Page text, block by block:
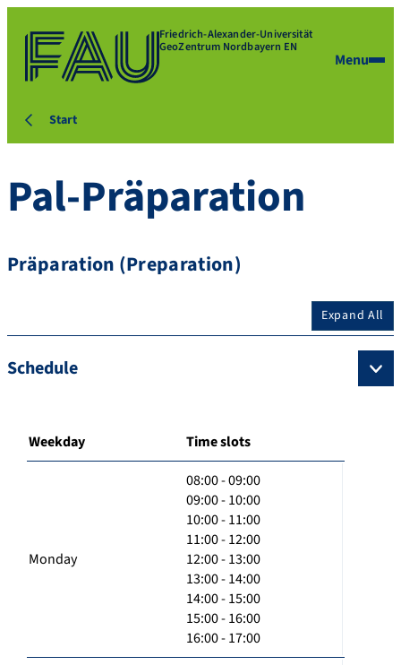
Friedrich-Alexander-Universität
GeoZentrum Nordbayern EN
Menu
Start
Pal-Präparation
Präparation (Preparation)
Expand All
Schedule
Weekday Time slots
Monday
08:00 - 09:00
09:00 - 10:00
10:00 - 11:00
11:00 - 12:00
12:00 - 13:00
13:00 - 14:00
14:00 - 15:00
15:00 - 16:00
16:00 - 17:00